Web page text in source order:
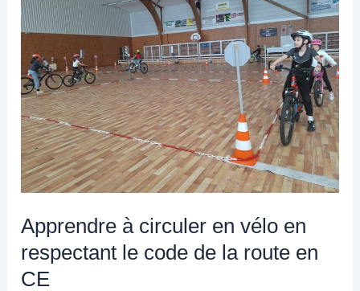
Apprendre à circuler en vélo en
respectant le code de la route en
CE
circuler
en
vélo
en
respectant
le
code
de
la
en
CE